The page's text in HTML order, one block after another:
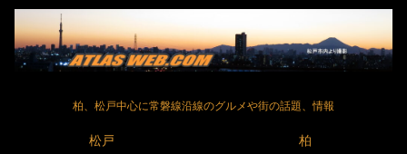
柏、松戸中心に常磐線沿線のグルメや街の話題、情報
松戸 柏